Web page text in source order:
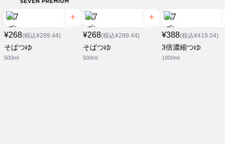
¥268(税込¥289.44)
そばつゆ
500ml
¥268(税込¥289.44)
そばつゆ
500ml
¥388(税込¥419.04)
3倍濃縮つゆ
1000ml